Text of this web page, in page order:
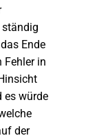
Ende
Fehler in
es würde
der